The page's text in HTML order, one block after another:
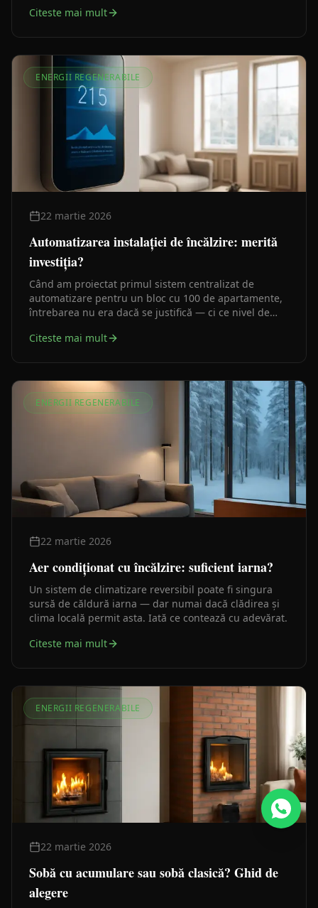
corect, fără să supradimensionezi inutil.
Citeste mai mult
ENERGII REGENERABILE
22 martie 2026
Automatizarea instalației de încălzire: merită
investiția?
Când am proiectat primul sistem centralizat de
automatizare pentru un bloc cu 100 de apartamente,
întrebarea nu era dacă se justifică — ci ce nivel de
Iată cum gândim această decizie.
Citeste mai mult
ENERGII REGENERABILE
22 martie 2026
Aer condiționat cu încălzire: suficient iarna?
Un sistem de climatizare reversibil poate fi singura
sursă de căldură iarna — dar numai dacă clădirea și
clima locală permit asta. Iată ce contează cu adevărat.
Citeste mai mult
ENERGII REGENERABILE
22 martie 2026
Sobă cu acumulare sau sobă clasică? Ghid de
alegere